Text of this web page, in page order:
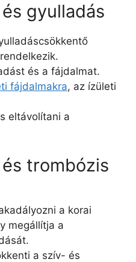
gyulladás
és a fájdalmat.
fájdalmakra, az ízületi
eltávolítani a
trombózis
a korai
megállítja a
a szív- és